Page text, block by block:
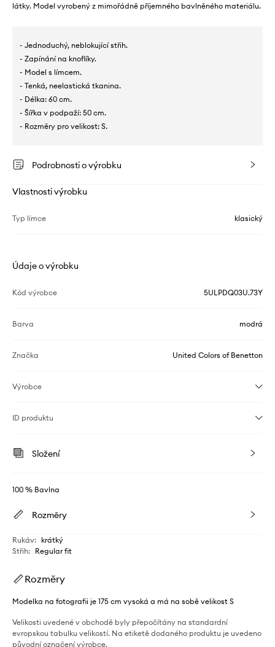
látky. Model vyrobený z mimořádně příjemného bavlněného materiálu.
- Jednoduchý, neblokující střih.
- Zapínání na knoflíky.
- Model s límcem.
- Tenká, neelastická tkanina.
- Délka: 60 cm.
- Šířka v podpaží: 50 cm.
- Rozměry pro velikost: S.
Podrobnosti o výrobku
Vlastnosti výrobku
Typ límce klasický
Údaje o výrobku
Kód výrobce 5ULPDQ03U.73Y
Barva modrá
Značka United Colors of Benetton
Výrobce
ID produktu
Složení
100 % Bavlna
Rozměry
Rukáv: krátký
Střih: Regular fit
Rozměry
Modelka na fotografii je 175 cm vysoká a má na sobě velikost S
Velikosti uvedené v obchodě byly přepočítány na standardní
evropskou tabulku velikostí. Na etiketě dodaného produktu je uvedeno
původní označení výrobce.